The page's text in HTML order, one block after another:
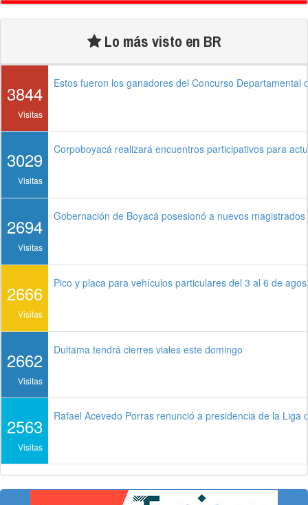
Lo más visto en BR
3844
Visitas
Estos fueron los ganadores del Concurso Departamental
3029
Visitas
Corpoboyacá realizará encuentros participativos para
2694
Visitas
Gobernación de Boyacá posesionó a nuevos
2666
Visitas
Pico y placa para vehículos particulares del 3 al 6 de
2662
Visitas
Duitama tendrá cierres viales este domingo
2563
Visitas
Rafael Acevedo Porras renunció a presidencia de la